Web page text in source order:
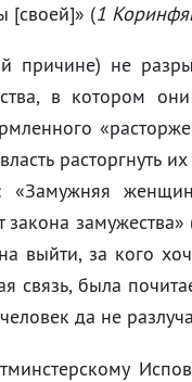
[своей]» (1
причине) не
в котором
расторгнуть
«Замужняя
закона замужества»
выйти, за кого
связь, была
да не